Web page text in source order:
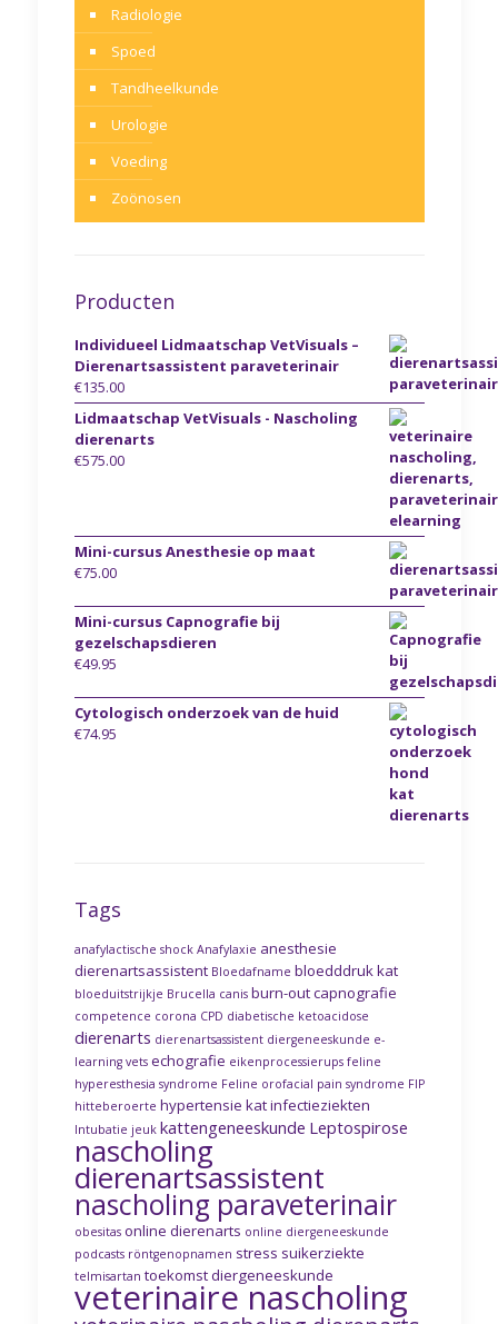
Radiologie
Spoed
Tandheelkunde
Urologie
Voeding
Zoönosen
Producten
Individueel Lidmaatschap VetVisuals –
Dierenartsassistent paraveterinair
€135.00
Lidmaatschap VetVisuals - Nascholing
dierenarts
€575.00
Mini-cursus Anesthesie op maat
€75.00
Mini-cursus Capnografie bij
gezelschapsdieren
€49.95
Cytologisch onderzoek van de huid
€74.95
Tags
anafylactische shock Anafylaxie anesthesie
dierenartsassistent Bloedafname bloedddruk kat
bloeduitstrijkje Brucella canis burn-outcapnografie
competence corona CPD diabetische ketoacidose
dierenarts dierenartsassistent diergeneeskunde e-
learning vets echografie eikenprocessierups feline
hyperesthesia syndrome Feline orofacial pain syndrome FIP
hitteberoerte hypertensie katinfectieziekten
Intubatie jeuk kattengeneeskunde Leptospirose
nascholing
dierenartsassistent
nascholing paraveterinair
obesitas online dierenarts online diergeneeskunde
podcasts röntgenopnamen stress suikerziekte
telmisartan toekomst diergeneeskunde
veterinaire nascholing